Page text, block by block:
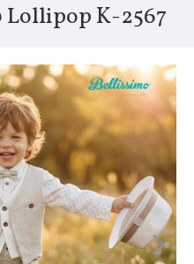
Lollipop Κ-2567